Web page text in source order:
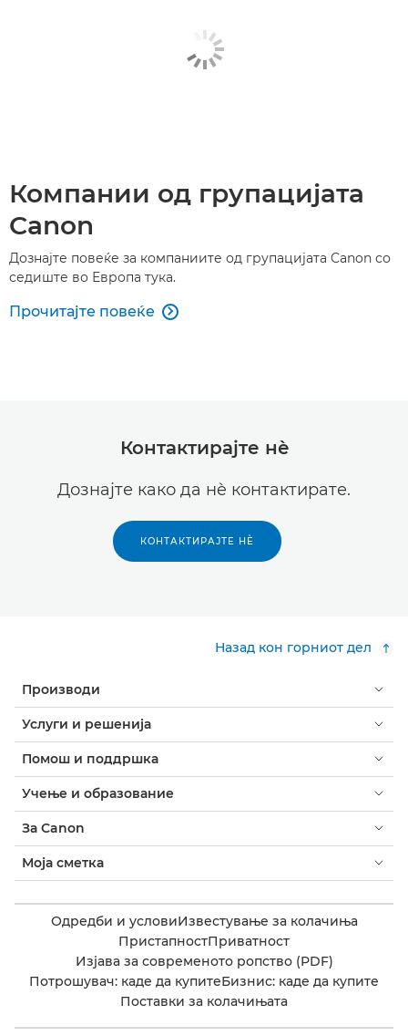
Компании од групацијата
Canon
Дознајте повеќе за компаниите од групацијата Canon со
седиште во Европа тука.
Прочитајте повеќе 
Контактирајте нè
Дознајте како да нè контактирате.
КОНТАКТИРАЈТЕ НÈ
Назад кон горниот дел
Производи
Услуги и решенија
Помош и поддршка
Учење и образование
За Canon
Моја сметка
Одредби и условиИзвестување за колачиња
ПристапностПриватност
Изјава за современото ропство (PDF)
Потрошувач: каде да купитеБизнис: каде да купите
Поставки за колачињата